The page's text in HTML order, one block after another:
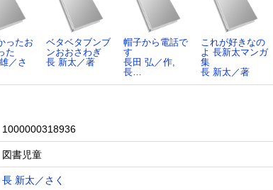
ったお
た
／さ
ベタベタブンブ
ンおおさわぎ
長 新太／著
帽子から電話で
す
長田 弘／作,
長…
これが好きなの
よ 長新太マンガ
集
長 新太／著
1000000318936
図書児童
長 新太／さく